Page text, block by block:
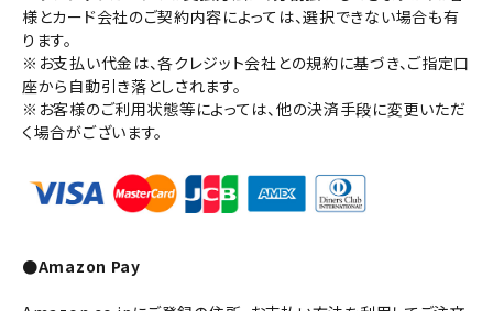
様とカード会社のご契約内容によっては、選択できない場合も有
ります。
※お支払い代金は、各クレジット会社との規約に基づき、ご指定口
座から自動引き落としされます。
※お客様のご利用状態等によっては、他の決済手段に変更いただ
く場合がございます。
●Amazon Pay